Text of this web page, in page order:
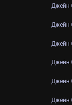
Джейн
Джейн
Джейн
Джейн
Джейн
Джейн